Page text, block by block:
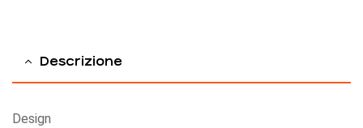
Descrizione
Design